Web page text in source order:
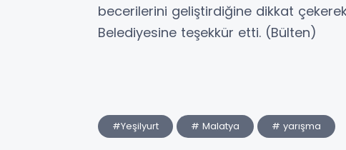
becerilerini geliştirdiğine dikkat
Belediyesine teşekkür etti. (Bülten)
#Yeşilyurt # Malatya # yarışma